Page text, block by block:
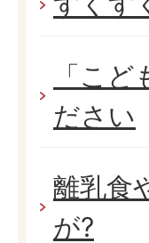
「こ
ださい
離乳食
が?